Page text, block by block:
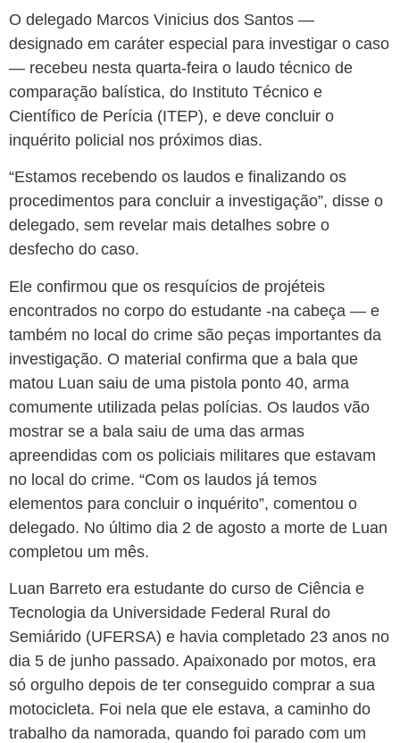
O delegado Marcos Vinicius dos Santos —
designado em caráter especial para investigar o caso
— recebeu nesta quarta-feira o laudo técnico de
comparação balística, do Instituto Técnico e
Científico de Perícia (ITEP), e deve concluir o
inquérito policial nos próximos dias.
“Estamos recebendo os laudos e finalizando os
procedimentos para concluir a investigação”, disse o
delegado, sem revelar mais detalhes sobre o
desfecho do caso.
Ele confirmou que os resquícios de projéteis
encontrados no corpo do estudante -na cabeça — e
também no local do crime são peças importantes da
investigação. O material confirma que a bala que
matou Luan saiu de uma pistola ponto 40, arma
comumente utilizada pelas polícias. Os laudos vão
mostrar se a bala saiu de uma das armas
apreendidas com os policiais militares que estavam
no local do crime. “Com os laudos já temos
elementos para concluir o inquérito”, comentou o
delegado. No último dia 2 de agosto a morte de Luan
completou um mês.
Luan Barreto era estudante do curso de Ciência e
Tecnologia da Universidade Federal Rural do
Semiárido (UFERSA) e havia completado 23 anos no
dia 5 de junho passado. Apaixonado por motos, era
só orgulho depois de ter conseguido comprar a sua
motocicleta. Foi nela que ele estava, a caminho do
trabalho da namorada, quando foi parado com um